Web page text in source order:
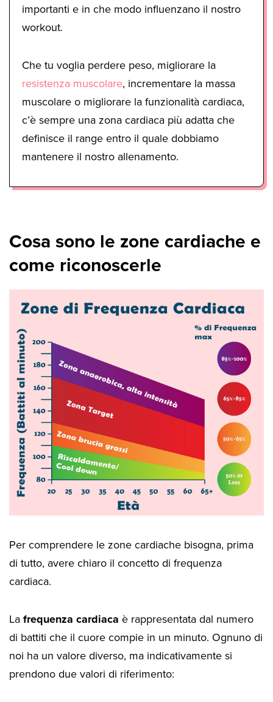
importanti e in che modo influenzano il nostro
workout.
Che tu voglia perdere peso, migliorare la
resistenza muscolare, incrementare la massa
muscolare o migliorare la funzionalità cardiaca,
c’è sempre una zona cardiaca più adatta che
definisce il range entro il quale dobbiamo
mantenere il nostro allenamento.
Cosa sono le zone cardiache e
come riconoscerle
Per comprendere le zone cardiache bisogna, prima
di tutto, avere chiaro il concetto di frequenza
cardiaca.
Lafrequenza cardiaca è rappresentata dal numero
di battiti che il cuore compie in un minuto. Ognuno di
noi ha un valore diverso, ma indicativamente si
prendono due valori di riferimento: